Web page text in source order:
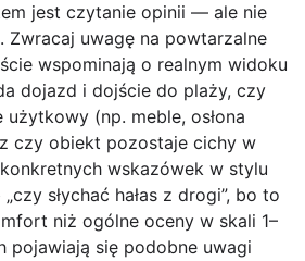
jest czytanie opinii — ale nie
uwagę na powtarzalne
wspominają o realnym widoku
dojazd i dojście do plaży, czy
(np. meble, osłona
czy obiekt pozostaje cichy w
wskazówek w stylu
słychać hałas z drogi”, bo to
niż ogólne oceny w skali 1–
pojawiają się podobne uwagi